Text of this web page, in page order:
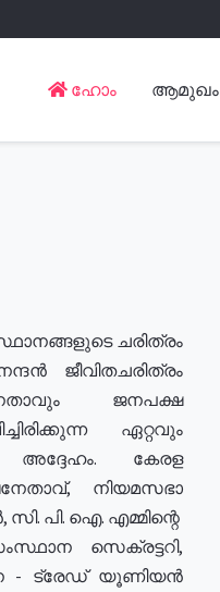
ഹോം ആമുഖം
ചരിത്രം
ജീവിതചരിത്രം
ജനപക്ഷ
ഏറ്റവും
കേരള
നിയമസഭാ
പി. ഐ. എമ്മിന്റെ
സെക്രട്ടറി,
- ട്രേഡ് യൂണിയൻ